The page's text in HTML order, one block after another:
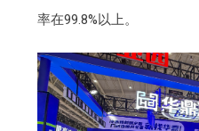
率在99.8%以上。